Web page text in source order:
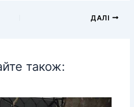
ДАЛІ
також: